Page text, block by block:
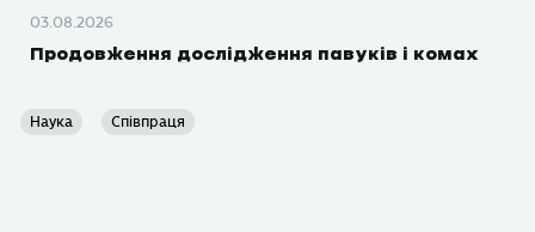
03.08.2026
Продовження дослідження павуків і комах
Наука Співпраця